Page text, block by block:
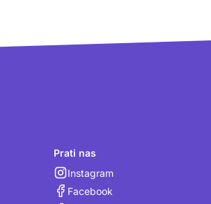
Prati nas
Instagram
Facebook